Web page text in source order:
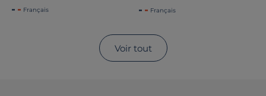
Français Français
Voir tout